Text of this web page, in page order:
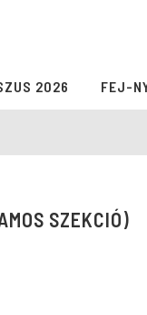
2026 FEJ-
SZEKCIÓ)